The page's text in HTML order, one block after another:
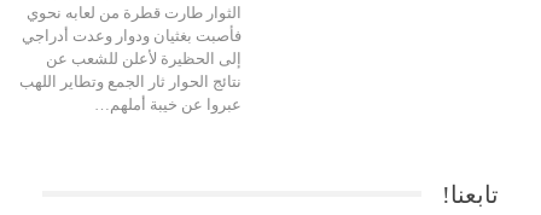
الثوار طارت قطرة من لعابه نحوي
فأصبت بغثيان ودوار وعدت أدراجي
إلى الحظيرة لأعلن للشعب عن
نتائج الحوار ثار الجمع وتطاير اللهب
عبروا عن خيبة أملهم…
تابعنا!